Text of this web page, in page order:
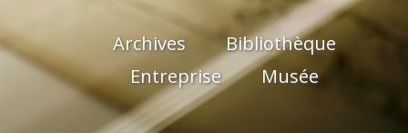
Archives
Bibliothèque
Entreprise
Musée